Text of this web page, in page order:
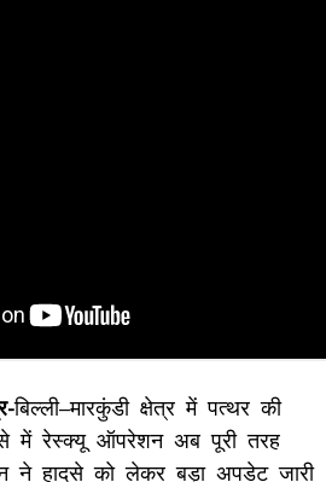
बिल्ली–मारकुंडी क्षेत्र में पत्थर की
में रेस्क्यू ऑपरेशन अब पूरी तरह
ने हादसे को लेकर बड़ा अपडेट जारी